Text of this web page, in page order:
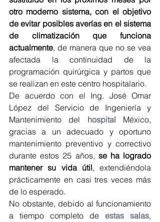
otro moderno sistema, con el objetivo
de evitar posibles averías en el sistema
de climatización que funciona
actualmente, de manera que no se vea
afectada la continuidad de la
programación quirúrgica y partos que
se realizan en este centro hospitalario.
De acuerdo con el Ing. José Omar
López del Servicio de Ingeniería y
Mantenimiento del hospital México,
gracias a un adecuado y oportuno
mantenimiento preventivo y correctivo
durante estos 25 años, se ha logrado
mantener su vida útil, extendiéndola
prácticamente en casi tres veces más
de lo esperado.
No obstante, debido al funcionamiento
a tiempo completo de estas salas